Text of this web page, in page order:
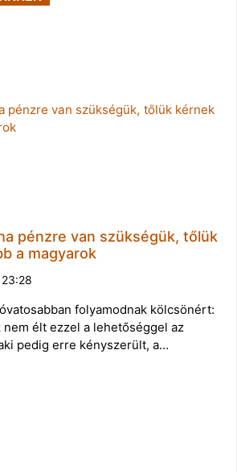
pénzre van szükségük, tőlük
a magyarok
folyamodnak kölcsönért:
élt ezzel a lehetőséggel az
pedig erre kényszerült, a…